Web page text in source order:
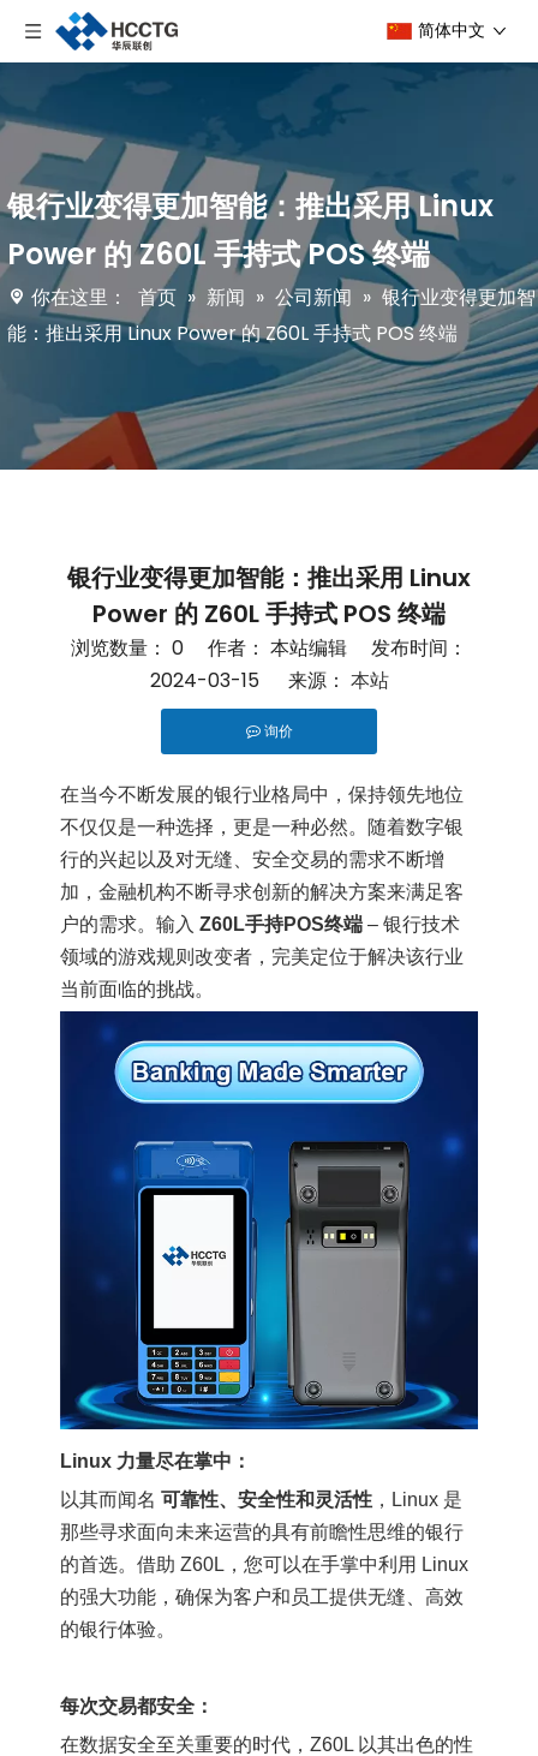
简体中文
银行业变得更加智能：推出采用 Linux
Power 的 Z60L 手持式 POS 终端
你在这里： 首页 » 新闻 » 公司新闻 » 银行业变得更加智
能：推出采用 Linux Power 的 Z60L 手持式 POS 终端
银行业变得更加智能：推出采用 Linux
Power 的 Z60L 手持式 POS 终端
浏览数量： 0 作者： 本站编辑 发布时间：
2024-03-15 来源： 本站
询价
在当今不断发展的银行业格局中，保持领先地位
不仅仅是一种选择，更是一种必然。随着数字银
行的兴起以及对无缝、安全交易的需求不断增
加，金融机构不断寻求创新的解决方案来满足客
户的需求。输入 Z60L手持POS终端 – 银行技术
领域的游戏规则改变者，完美定位于解决该行业
当前面临的挑战。
Linux 力量尽在掌中：
以其而闻名 可靠性、安全性和灵活性 ，Linux 是
那些寻求面向未来运营的具有前瞻性思维的银行
的首选。借助 Z60L，您可以在手掌中利用 Linux
的强大功能，确保为客户和员工提供无缝、高效
的银行体验。
每次交易都安全：
在数据安全至关重要的时代，Z60L 以其出色的性